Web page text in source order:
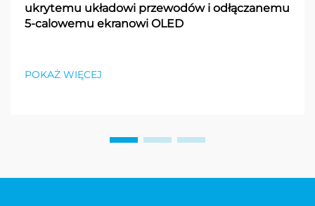
ukrytemu układowi przewodów i odłączanemu
5-calowemu ekranowi OLED
POKAŻ WIĘCEJ